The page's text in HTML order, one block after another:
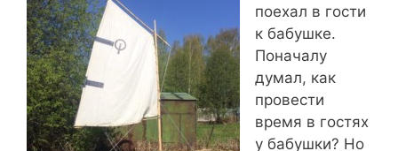
поехал в гости
к бабушке.
Поначалу
думал, как
провести
время в гостях
у бабушки? Но